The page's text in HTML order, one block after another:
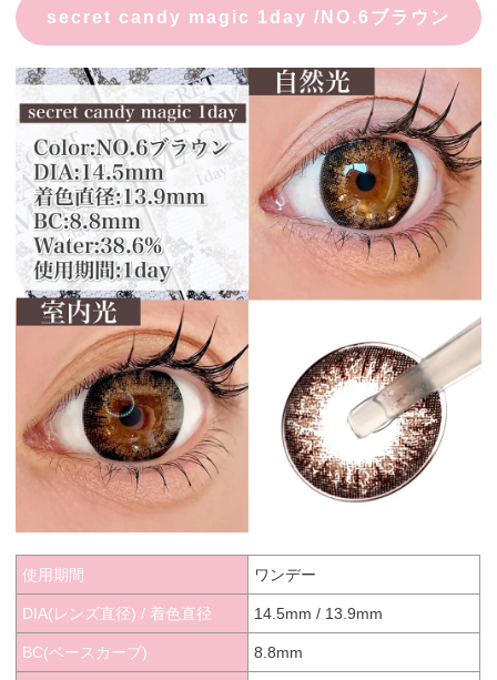
secret candy magic 1day /NO.6ブラウン
使用期間 ワンデー
DIA(レンズ直径) / 着色直径 14.5mm / 13.9mm
BC(ベースカーブ) 8.8mm